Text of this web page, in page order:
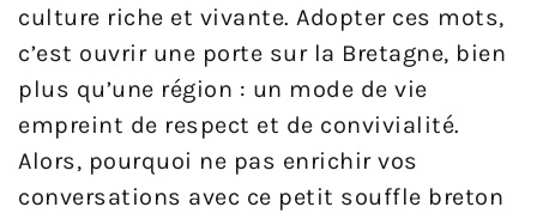
culture riche et vivante. Adopter ces mots,
c’est ouvrir une porte sur la Bretagne, bien
plus qu’une région : un mode de vie
empreint de respect et de convivialité.
Alors, pourquoi ne pas enrichir vos
conversations avec ce petit souffle breton